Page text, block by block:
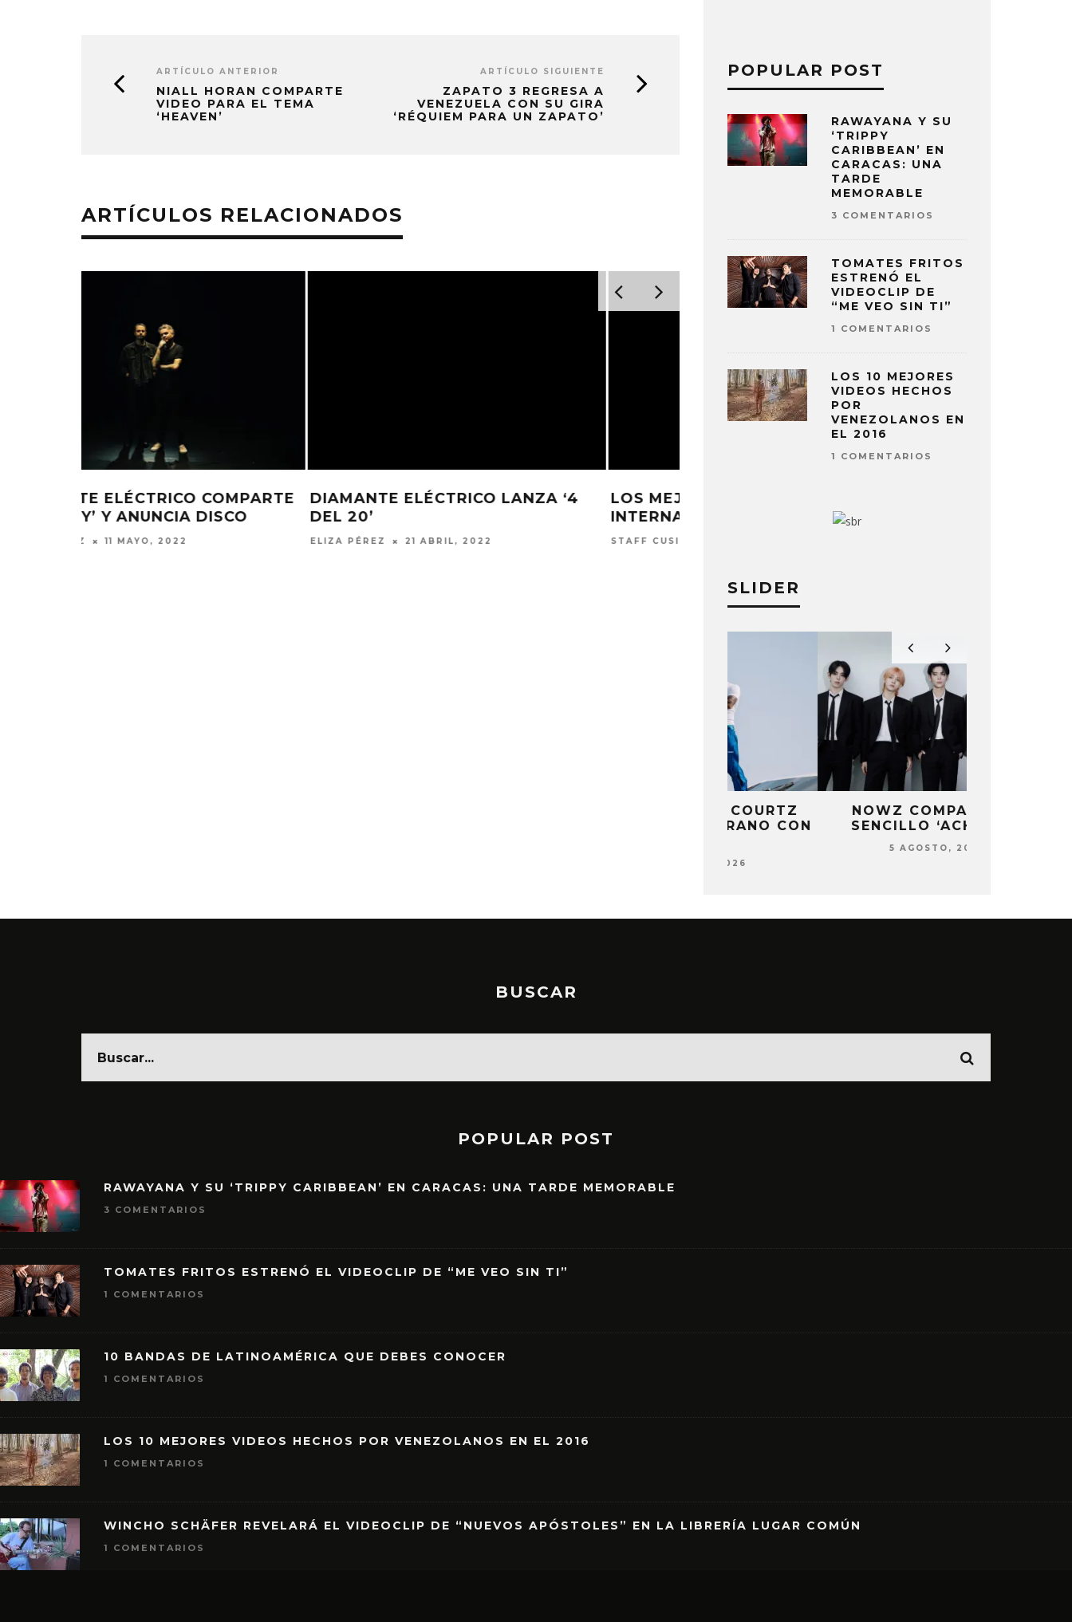
ARTÍCULO ANTERIOR
NIALL HORAN COMPARTE
VIDEO PARA EL TEMA
‘HEAVEN’
ARTÍCULO SIGUIENTE
ZAPATO 3 REGRESA A
VENEZUELA CON SU GIRA
‘RÉQUIEM PARA UN ZAPATO’
ARTÍCULOS RELACIONADOS
DIAMANTE ELÉCTRICO LANZA ‘4
DEL 20’
ELIZA PÉREZ 21 ABRIL, 2022
LOS MEJORES DISCOS
INTERNACIONALES DEL 2021
STAFF CUSICA 29 DICIEMBRE, 2021
POPULAR POST
RAWAYANA Y SU
‘TRIPPY
CARIBBEAN’ EN
CARACAS: UNA
TARDE
MEMORABLE
3 COMENTARIOS
TOMATES FRITOS
ESTRENÓ EL
VIDEOCLIP DE
“ME VEO SIN TI”
1 COMENTARIOS
LOS 10 MEJORES
VIDEOS HECHOS
POR
VENEZOLANOS EN
EL 2016
1 COMENTARIOS
SLIDER
NOWZ COMPARTE EL
SENCILLO ‘ACHILLES’
5 AGOSTO, 2026
BUSCAR
POPULAR POST
RAWAYANA Y SU ‘TRIPPY CARIBBEAN’ EN CARACAS: UNA TARDE MEMORABLE
3 COMENTARIOS
TOMATES FRITOS ESTRENÓ EL VIDEOCLIP DE “ME VEO SIN TI”
1 COMENTARIOS
10 BANDAS DE LATINOAMÉRICA QUE DEBES CONOCER
1 COMENTARIOS
LOS 10 MEJORES VIDEOS HECHOS POR VENEZOLANOS EN EL 2016
1 COMENTARIOS
WINCHO SCHÄFER REVELARÁ EL VIDEOCLIP DE “NUEVOS APÓSTOLES” EN LA LIBRERÍA LUGAR COMÚN
1 COMENTARIOS